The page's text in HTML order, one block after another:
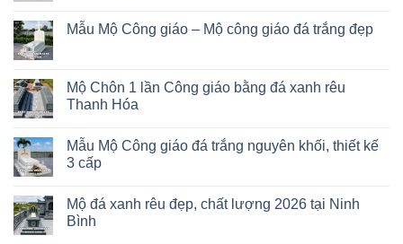
Mẫu Mộ Công giáo – Mộ công giáo đá trắng đẹp
Mộ Chôn 1 lần Công giáo bằng đá xanh rêu
Thanh Hóa
Mẫu Mộ Công giáo đá trắng nguyên khối, thiết kế
3 cấp
Mộ đá xanh rêu đẹp, chất lượng 2026 tại Ninh
Bình